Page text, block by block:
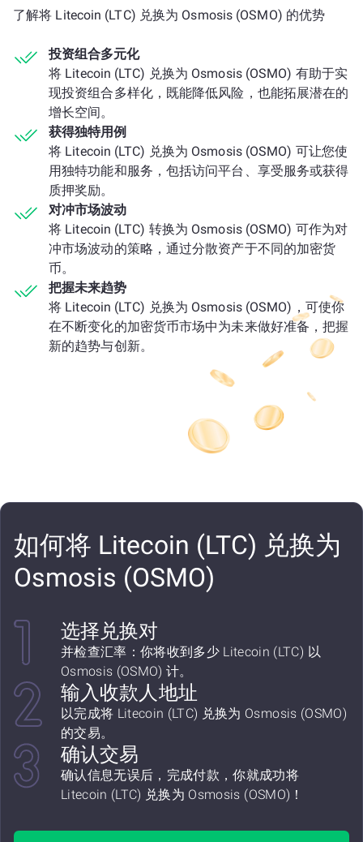
了解将 Litecoin (LTC) 兑换为 Osmosis (OSMO) 的优势
投资组合多元化
将 Litecoin (LTC) 兑换为 Osmosis (OSMO) 有助于实
现投资组合多样化，既能降低风险，也能拓展潜在的
增长空间。
获得独特用例
将 Litecoin (LTC) 兑换为 Osmosis (OSMO) 可让您使
用独特功能和服务，包括访问平台、享受服务或获得
质押奖励。
对冲市场波动
将 Litecoin (LTC) 转换为 Osmosis (OSMO) 可作为对
冲市场波动的策略，通过分散资产于不同的加密货
币。
把握未来趋势
将 Litecoin (LTC) 兑换为 Osmosis (OSMO)，可使你
在不断变化的加密货币市场中为未来做好准备，把握
新的趋势与创新。
如何将 Litecoin (LTC) 兑换为
Osmosis (OSMO)
选择兑换对
并检查汇率：你将收到多少 Litecoin (LTC) 以
Osmosis (OSMO) 计。
输入收款人地址
以完成将 Litecoin (LTC) 兑换为 Osmosis (OSMO)
的交易。
确认交易
确认信息无误后，完成付款，你就成功将
Litecoin (LTC) 兑换为 Osmosis (OSMO)！